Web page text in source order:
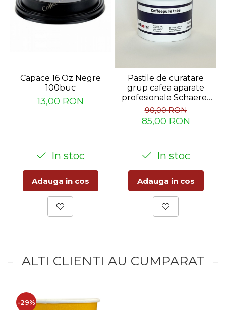
Capace 16 Oz Negre
100buc
13,00 RON
In stoc
Adauga in cos
Pastile de curatare
grup cafea aparate
profesionale Schaerer
WMF 100x1.2g
90,00 RON
85,00 RON
In stoc
Adauga in cos
ALTI CLIENTI AU CUMPARAT
-29%